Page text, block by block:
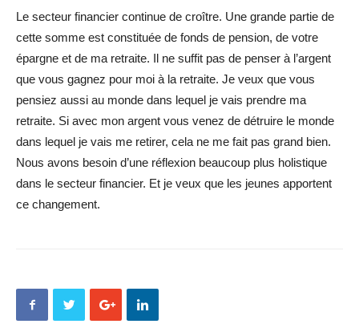
Le secteur financier continue de croître. Une grande partie de
cette somme est constituée de fonds de pension, de votre
épargne et de ma retraite. Il ne suffit pas de penser à l’argent
que vous gagnez pour moi à la retraite. Je veux que vous
pensiez aussi au monde dans lequel je vais prendre ma
retraite. Si avec mon argent vous venez de détruire le monde
dans lequel je vais me retirer, cela ne me fait pas grand bien.
Nous avons besoin d’une réflexion beaucoup plus holistique
dans le secteur financier. Et je veux que les jeunes apportent
ce changement.